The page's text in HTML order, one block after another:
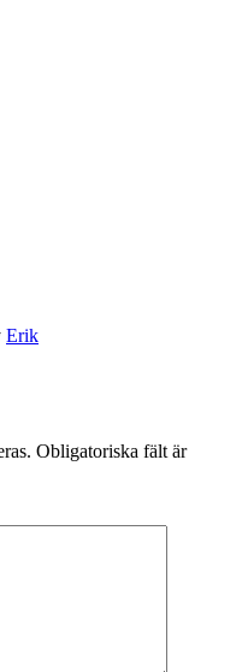
Erik
Obligatoriska fält är